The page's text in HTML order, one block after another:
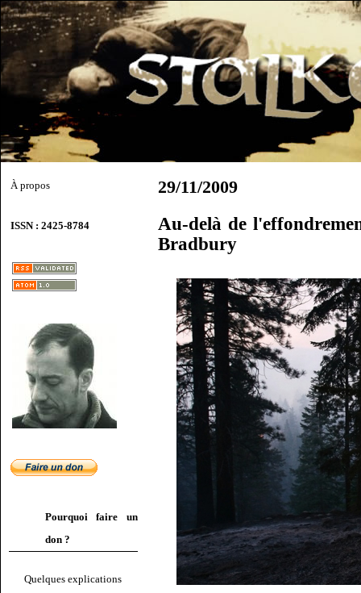
À propos
ISSN : 2425-8784
Pourquoi faire un
don ?
Quelques explications
29/11/2009
Au-delà de
Bradbury